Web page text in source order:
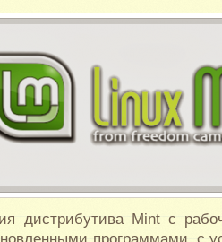
дистрибутива Mint с
программами, с